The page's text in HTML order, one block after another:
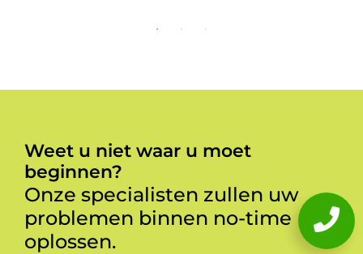
Weet u niet waar u moet
beginnen?
Onze specialisten zullen uw
problemen binnen no-time
oplossen.